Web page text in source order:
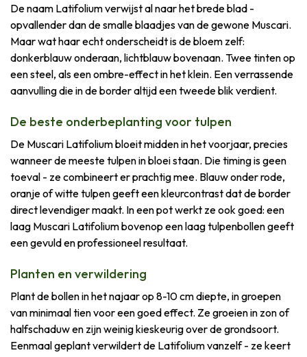
De naam Latifolium verwijst al naar het brede blad -
opvallender dan de smalle blaadjes van de gewone Muscari.
Maar wat haar echt onderscheidt is de bloem zelf:
donkerblauw onderaan, lichtblauw bovenaan. Twee tinten op
een steel, als een ombre-effect in het klein. Een verrassende
aanvulling die in de border altijd een tweede blik verdient.
De beste onderbeplanting voor tulpen
De Muscari Latifolium bloeit midden in het voorjaar, precies
wanneer de meeste tulpen in bloei staan. Die timing is geen
toeval - ze combineert er prachtig mee. Blauw onder rode,
oranje of witte tulpen geeft een kleurcontrast dat de border
direct levendiger maakt. In een pot werkt ze ook goed: een
laag Muscari Latifolium bovenop een laag tulpenbollen geeft
een gevuld en professioneel resultaat.
Planten en verwildering
Plant de bollen in het najaar op 8-10 cm diepte, in groepen
van minimaal tien voor een goed effect. Ze groeien in zon of
halfschaduw en zijn weinig kieskeurig over de grondsoort.
Eenmaal geplant verwildert de Latifolium vanzelf - ze keert